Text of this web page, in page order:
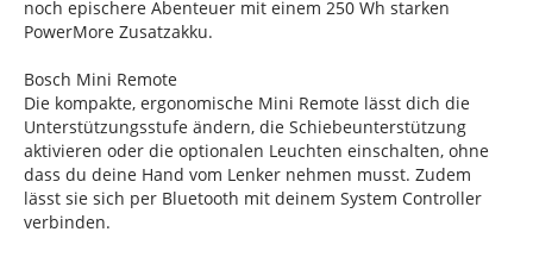
noch epischere Abenteuer mit einem 250 Wh starken
PowerMore Zusatzakku.
Bosch Mini Remote
Die kompakte, ergonomische Mini Remote lässt dich die
Unterstützungsstufe ändern, die Schiebeunterstützung
aktivieren oder die optionalen Leuchten einschalten, ohne
dass du deine Hand vom Lenker nehmen musst. Zudem
lässt sie sich per Bluetooth mit deinem System Controller
verbinden.